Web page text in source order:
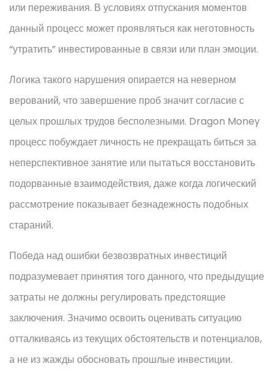
или переживания. В условиях отпускания моментов
данный процесс может проявляться как неготовность
“утратить” инвестированные в связи или план эмоции.
Логика такого нарушения опирается на неверном
верований, что завершение проб значит согласие с
целых прошлых трудов бесполезными. Dragon Money
процесс побуждает личность не прекращать биться за
неперспективное занятие или пытаться восстановить
подорванные взаимодействия, даже когда логический
рассмотрение показывает безнадежность подобных
стараний.
Победа над ошибки безвозвратных инвестиций
подразумевает принятия того данного, что предыдущие
затраты не должны регулировать предстоящие
заключения. Значимо освоить оценивать ситуацию
отталкиваясь из текущих обстоятельств и потенциалов,
а не из жажды обосновать прошлые инвестиции.